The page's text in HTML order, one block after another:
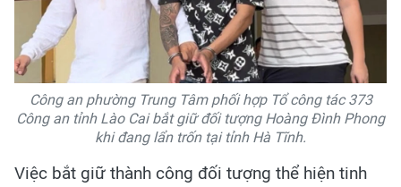
Công an phường Trung Tâm phối hợp Tổ công tác 373
Công an tỉnh Lào Cai bắt giữ đối tượng Hoàng Đình Phong
khi đang lẩn trốn tại tỉnh Hà Tĩnh.
Việc bắt giữ thành công đối tượng thể hiện tinh